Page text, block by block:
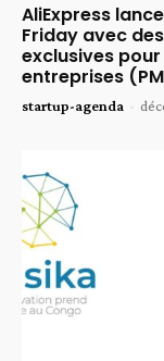
AliExpress
Friday avec
exclusives
entreprises
startup-agenda -